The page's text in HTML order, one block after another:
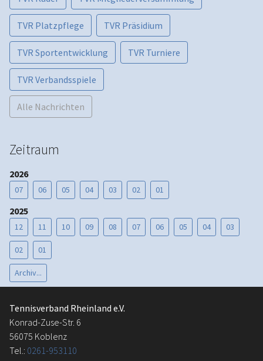
TVR Platzpflege TVR Präsidium
TVR Sportentwicklung TVR Turniere
TVR Verbandsspiele
Alle Nachrichten
Zeitraum
2026
07 06 05 04 03 02 01
2025
12 11 10 09 08 07 06 05 04 03
02 01
Archiv...
Tennisverband Rheinland e.V.
Konrad-Zuse-Str. 6
56075 Koblenz
Tel.: 0261-953110